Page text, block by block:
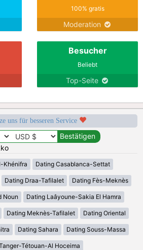
100% gratis
Moderation
Besucher
Beliebt
Top-Seite
uns für besseren Service
Khénifra Dating Casablanca-Settat
Dating Draa-Tafilalet Dating Fès-Meknès
Noun Dating Laâyoune-Sakia El Hamra
Dating Meknès-Tafilalet Dating Oriental
Dating Sahara Dating Souss-Massa
Tétouan-Al Hoceima